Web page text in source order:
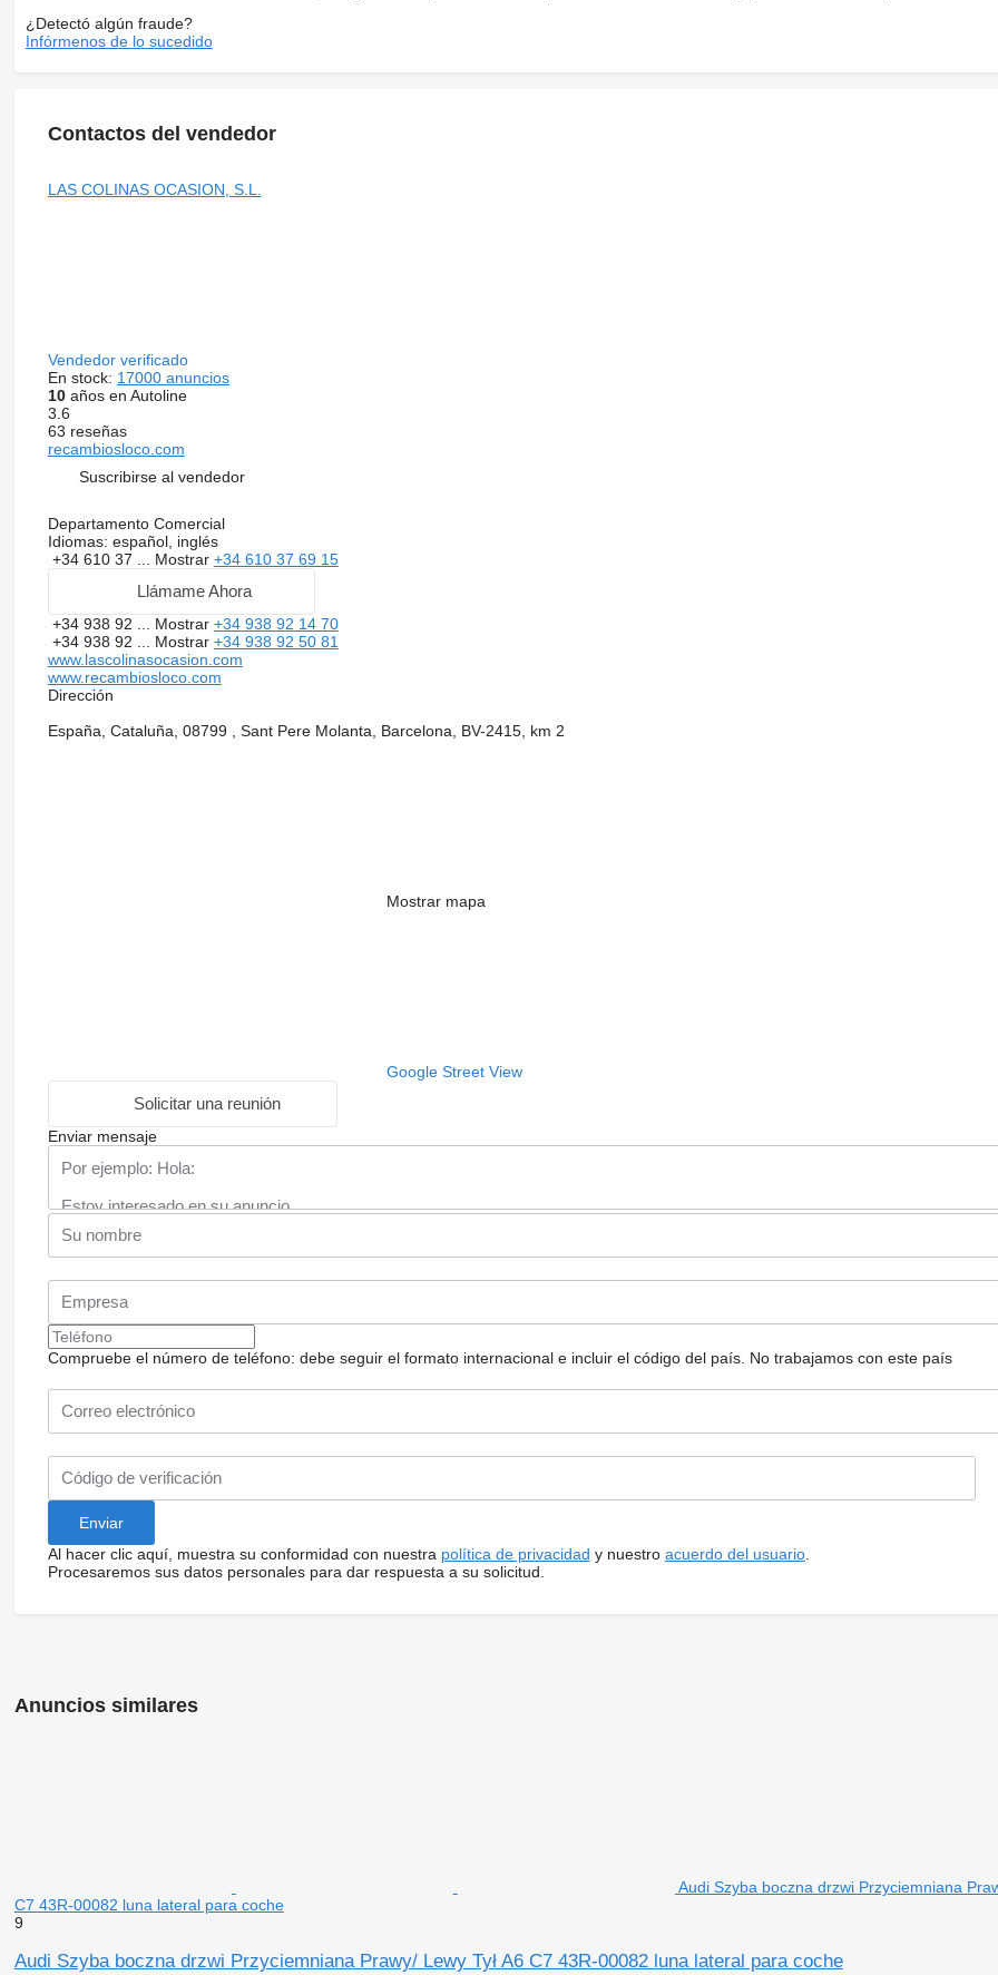
¿Detectó algún fraude?
Infórmenos de lo sucedido
Contactos del vendedor
LAS COLINAS OCASION, S.L.
Vendedor verificado
En stock: 17000 anuncios
10años en Autoline
3.6
63 reseñas
recambiosloco.com
Suscribirse al vendedor
Departamento Comercial
Idiomas: español, inglés
+34 610 37 ... Mostrar +34 610 37 69 15
Llámame Ahora
+34 938 92 ... Mostrar +34 938 92 14 70
+34 938 92 ... Mostrar +34 938 92 50 81
www.lascolinasocasion.com
www.recambiosloco.com
Dirección
España, Cataluña, 08799 , Sant Pere Molanta, Barcelona, BV-2415, km 2
Mostrar mapa
Google Street View
Solicitar una reunión
Enviar mensaje
Compruebe el número de teléfono: debe seguir el formato internacional e incluir el código del país. No trabajamos con este país
Al hacer clic aquí, muestra su conformidad con nuestra política de privacidad y nuestro acuerdo del usuario.
Procesaremos sus datos personales para dar respuesta a su solicitud.
Anuncios similares
Audi Szyba boczna drzwi Przyciemniana
C7 43R-00082 luna lateral para coche
9
Audi Szyba boczna drzwi Przyciemniana Prawy/ Lewy Tył A6 C7 43R-00082 luna lateral para coche